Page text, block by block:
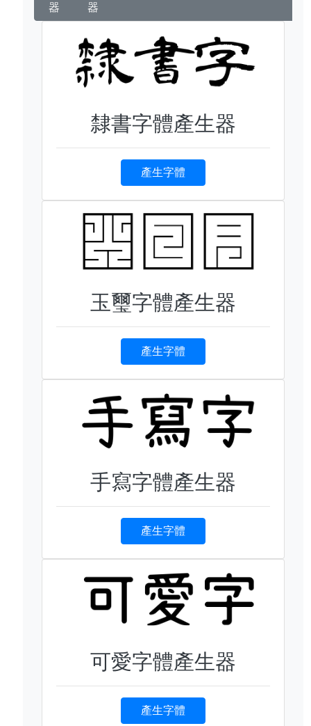
器
器
隸書字體產生器
產生字體
玉璽字體產生器
產生字體
手寫字體產生器
產生字體
可愛字體產生器
產生字體